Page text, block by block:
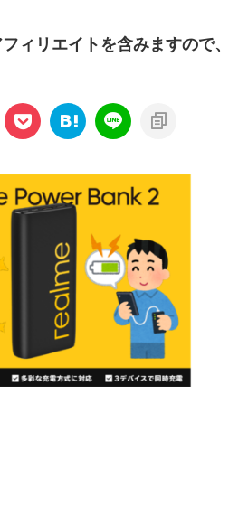
ィリエイトを含みますので、